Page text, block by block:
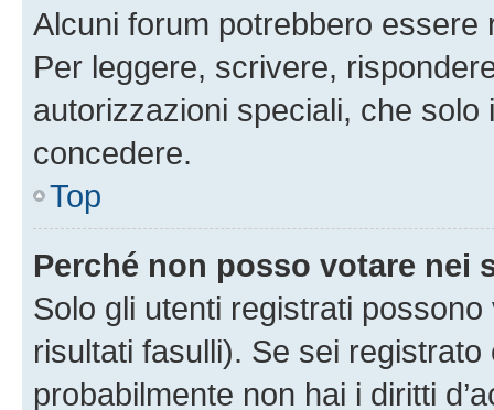
Alcuni forum potrebbero
Per leggere, scrivere,
autorizzazioni speciali, che solo
concedere.
Top
Perché non posso votare nei
Solo gli utenti registrati
risultati fasulli). Se sei
probabilmente non hai i diritti